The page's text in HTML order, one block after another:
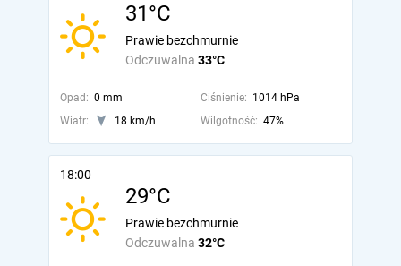
31°C
Odczuwalna 33°C
Prawie bezchmurnie
Opad: 0 mm Ciśnienie: 1014 hPa
Wiatr:
18 km/h Wilgotność: 47%
18:00
29°C
Odczuwalna 32°C
Prawie bezchmurnie